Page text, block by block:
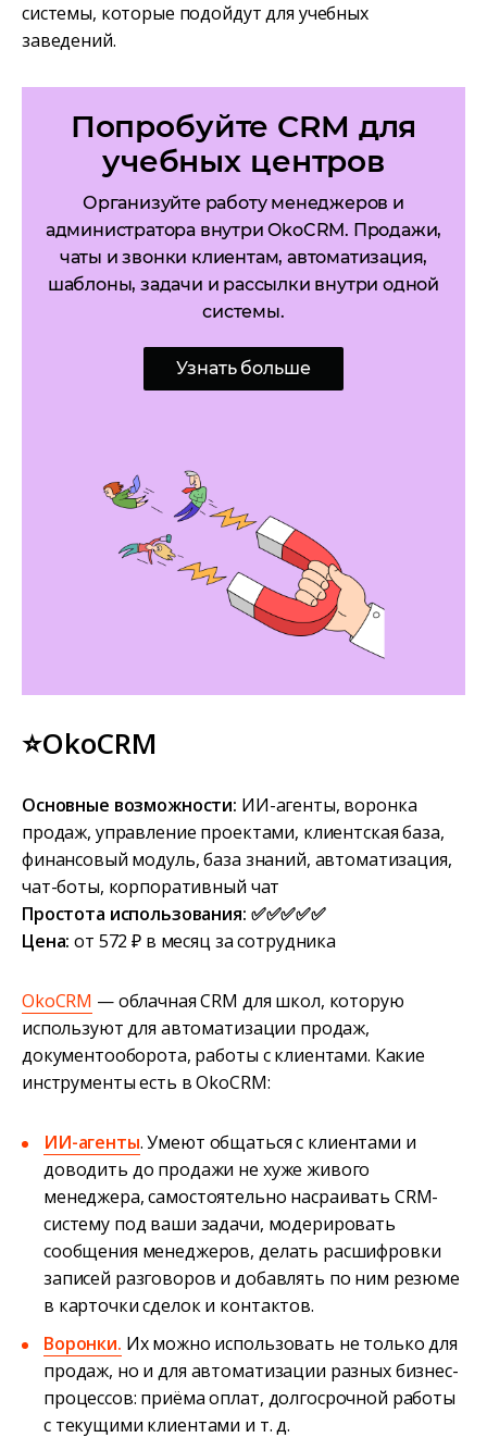
системы, которые подойдут для учебных
заведений.
Попробуйте CRM для
учебных центров
Организуйте работу менеджеров и
администратора внутри OkoCRM. Продажи,
чаты и звонки клиентам, автоматизация,
шаблоны, задачи и рассылки внутри одной
системы.
Узнать больше
⭐OkoCRM
Основные возможности: ИИ-агенты, воронка
продаж, управление проектами, клиентская база,
финансовый модуль, база знаний, автоматизация,
чат-боты, корпоративный чат
Простота использования: ✅✅✅✅✅
Цена: от 572 ₽ в месяц за сотрудника
OkoCRM — облачная CRM для школ, которую
используют для автоматизации продаж,
документооборота, работы с клиентами. Какие
инструменты есть в OkoCRM:
ИИ-агенты. Умеют общаться с клиентами и
доводить до продажи не хуже живого
менеджера, самостоятельно насраивать CRM-
систему под ваши задачи, модерировать
сообщения менеджеров, делать расшифровки
записей разговоров и добавлять по ним резюме
в карточки сделок и контактов.
Воронки. Их можно использовать не только для
продаж, но и для автоматизации разных бизнес-
процессов: приёма оплат, долгосрочной работы
с текущими клиентами и т. д.